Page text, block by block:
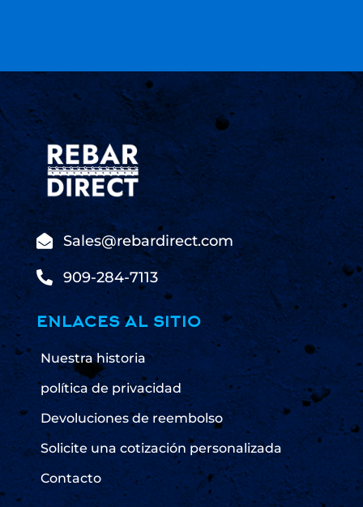
 Sales@rebardirect.com
 909-284-7113
ENLACES AL SITIO
Nuestra historia
política de privacidad
Devoluciones de reembolso
Solicite una cotización personalizada
Contacto